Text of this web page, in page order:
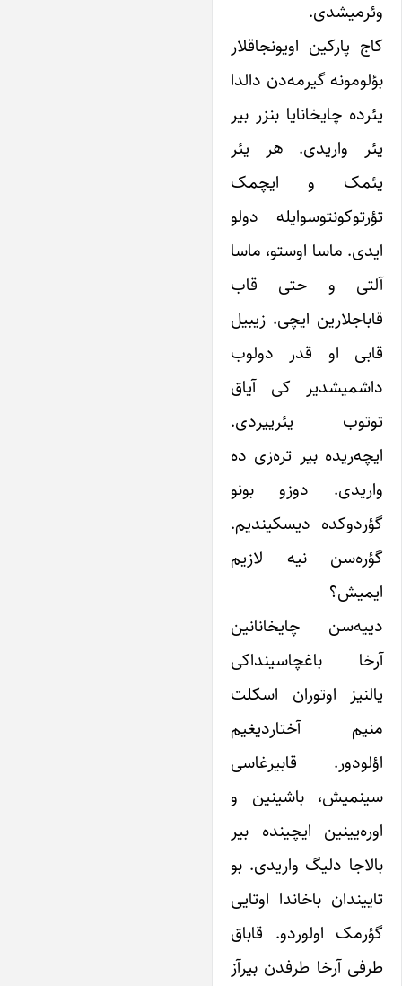
وئرمیشدی.
کاج پارکین اویونجاقلار
بؤلومونه گیرمه‌دن دالدا
یئرده چایخانایا بنزر بیر
یئر واریدی. هر یئر
یئمک و ایچمک
تؤرتوکونتوسوایله دولو
ایدی. ماسا اوستو، ماسا
آلتی و حتی قاب
قاباجلارین ایچی. زیبیل
قابی او قدر دولوب
داشمیشدیر کی آیاق
توتوب یئرییردی.
ایچه‌ریده بیر تره‌زی ده
واریدی. دوزو بونو
گؤردوکده‌ دیسکیندیم.
گؤره‌سن نیه لازیم
ایمیش؟
دییه‌سن چایخانانین
آرخا باغچاسینداکی
یالنیز اوتوران اسکلت
منیم آختاردیغیم
اؤلودور. قابیرغاسی
سینمیش، باشینین و
اوره‌یینین ایچینده بیر
بالاجا دلیگ واریدی. بو
تاییندان باخاندا اوتایی
گؤرمک اولوردو. قاباق
طرفی آرخا طرفدن بیرآز